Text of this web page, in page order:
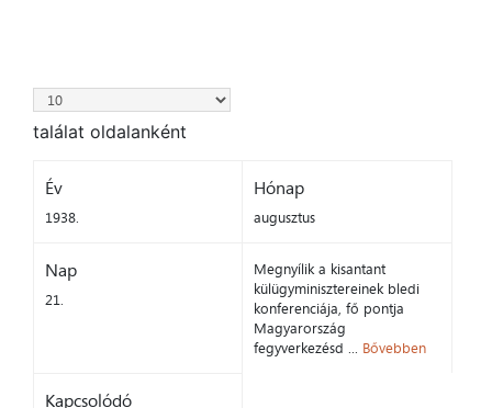
találat oldalanként
Év
1938.
Hónap
augusztus
Nap
21.
Megnyílik a kisantant
külügyminisztereinek bledi
konferenciája, fő pontja
Magyarország
fegyverkezésd ... Bővebben
Kapcsolódó